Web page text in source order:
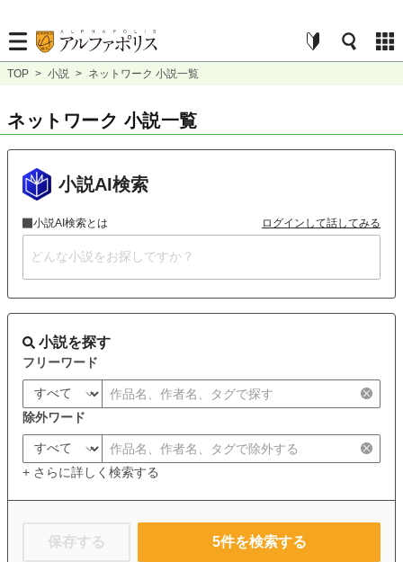
TOP > 小説 > ネットワーク 小説一覧
ネットワーク 小説一覧
小説AI検索
小説AI検索とは ログインして話してみる
小説を探す
フリーワード
除外ワード
+ さらに詳しく検索する
保存する 5件を検索する